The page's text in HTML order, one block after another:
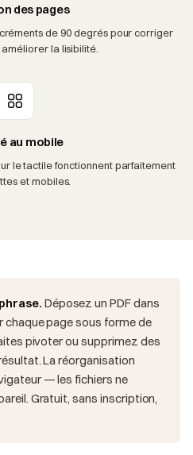
des pages
de 90 degrés pour corriger
la lisibilité.
au mobile
le tactile fonctionnent parfaitement
et mobiles.
Déposez un PDF dans
page sous forme de
pivoter ou supprimez des
La réorganisation
— les fichiers ne
Gratuit, sans inscription,